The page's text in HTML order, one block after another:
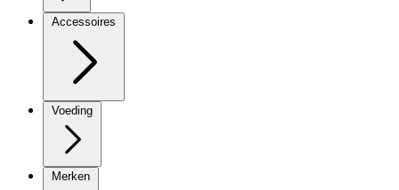
Accessoires
Voeding
Merken